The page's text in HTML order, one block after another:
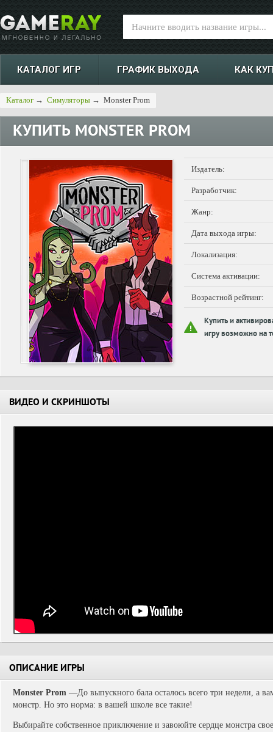
КАТАЛОГ ИГР ГРАФИК ВЫХОДА КАК
Каталог → Симуляторы → Monster Prom
КУПИТЬ MONSTER PROM
Издатель:
Разработчик:
Жанр:
Дата выхода игры:
Локализация:
Система активации:
Возрастной рейтинг:
Купить и
игру возможно на
ВИДЕО И СКРИНШОТЫ
ОПИСАНИЕ ИГРЫ
Monster Prom —До выпускного бала осталось всего три недели, а
монстр. Но это норма: в вашей школе все такие!
Выбирайте собственное приключение и завоюйте сердце монстра